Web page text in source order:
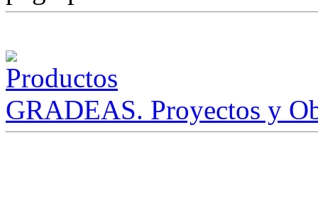
GRADEAS. Proyectos y